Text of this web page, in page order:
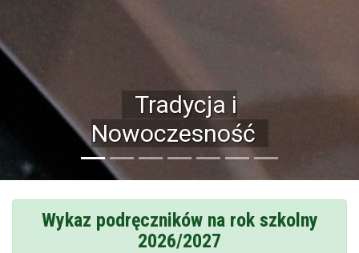
Bogata baza
dydaktyczna
Wykaz podręczników na rok szkolny
2026/2027